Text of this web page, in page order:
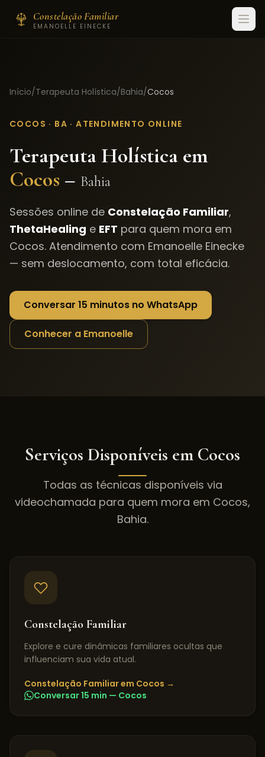
Constelação Familiar
EMANOELLE EINECKE
Início/Terapeuta Holística/Bahia/Cocos
COCOS · BA · ATENDIMENTO ONLINE
Terapeuta Holística em
Cocos – Bahia
Sessões online de Constelação Familiar,
ThetaHealing e EFT para quem mora em
Cocos. Atendimento com Emanoelle Einecke
— sem deslocamento, com total eficácia.
Conversar 15 minutos no WhatsApp
Conhecer a Emanoelle
Serviços Disponíveis em Cocos
Todas as técnicas disponíveis via
videochamada para quem mora em Cocos,
Bahia.
Constelação Familiar
Explore e cure dinâmicas familiares ocultas que
influenciam sua vida atual.
Constelação Familiarem Cocos →
Conversar 15 min — Cocos